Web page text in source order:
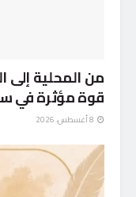
من المحلية
قوة مؤثرة في